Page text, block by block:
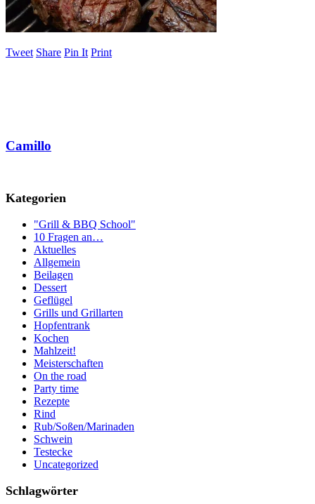
Tweet Share Pin It Print
Camillo
Kategorien
"Grill & BBQ School"
10 Fragen an…
Aktuelles
Allgemein
Beilagen
Dessert
Geflügel
Grills und Grillarten
Hopfentrank
Kochen
Mahlzeit!
Meisterschaften
On the road
Party time
Rezepte
Rind
Rub/Soßen/Marinaden
Schwein
Testecke
Uncategorized
Schlagwörter